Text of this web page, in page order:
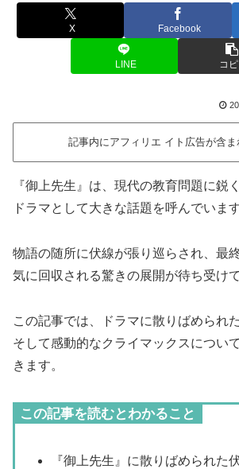
X Facebook
LINE コ
記事内にアフィリエ イト広告が含ま
『御上先生』は、現代の教育問題に鋭
ドラマとして大きな話題を呼んでいます
物語の随所に伏線が張り巡らされ、最
気に回収される驚きの展開が待ち受け
この記事では、ドラマに散りばめられ
そして感動的なクライマックスについ
きます。
この記事を読むとわかること
『御上先生』に散りばめられた